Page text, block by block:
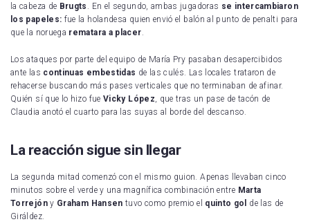
la cabeza de Brugts . En el segundo, ambas jugadoras se intercambiaron
los papeles: fue la holandesa quien envió el balón al punto de penalti para
que la noruega rematara a placer
Los ataques por parte del equipo de María Pry pasaban desapercibidos
ante las continuas embestidas de las culés. Las locales trataron de
rehacerse buscando más pases verticales que no terminaban de afinar.
Quién sí que lo hizo fue Vicky López , que tras un pase de tacón de
Claudia anotó el cuarto para las suyas al borde del descanso.
La reacción sigue sin llegar
La segunda mitad comenzó con el mismo guion. Apenas llevaban cinco
minutos sobre el verde y una magnífica combinación entre Marta
Torrejóny Graham Hansen tuvo como premio el quinto gol
de las de
Giráldez.